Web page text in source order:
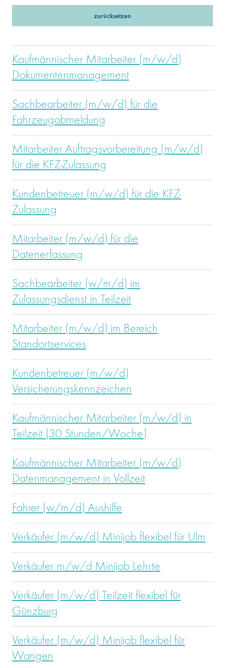
zurücksetzen
Kaufmännischer Mitarbeiter (m/w/d)
Dokumentenmanagement
Sachbearbeiter (m/w/d) für die
Fahrzeugabmeldung
Mitarbeiter Auftragsvorbereitung (m/w/d)
für die KFZ-Zulassung
Kundenbetreuer (m/w/d) für die KFZ-
Zulassung
Mitarbeiter (m/w/d) für die
Datenerfassung
Sachbearbeiter (w/m/d) im
Zulassungsdienst in Teilzeit
Mitarbeiter (m/w/d) im Bereich
Standortservices
Kundenbetreuer (m/w/d)
Versicherungskennzeichen
Kaufmännischer Mitarbeiter (m/w/d) in
Teilzeit (30 Stunden/Woche)
Kaufmännischer Mitarbeiter (m/w/d)
Datenmanagement in Vollzeit
Fahrer (w/m/d) Aushilfe
Verkäufer (m/w/d) Minijob flexibel für Ulm
Verkäufer m/w/d Minijob Lehrte
Verkäufer (m/w/d) Teilzeit flexibel für
Günzburg
Verkäufer (m/w/d) Minijob flexibel für
Wangen